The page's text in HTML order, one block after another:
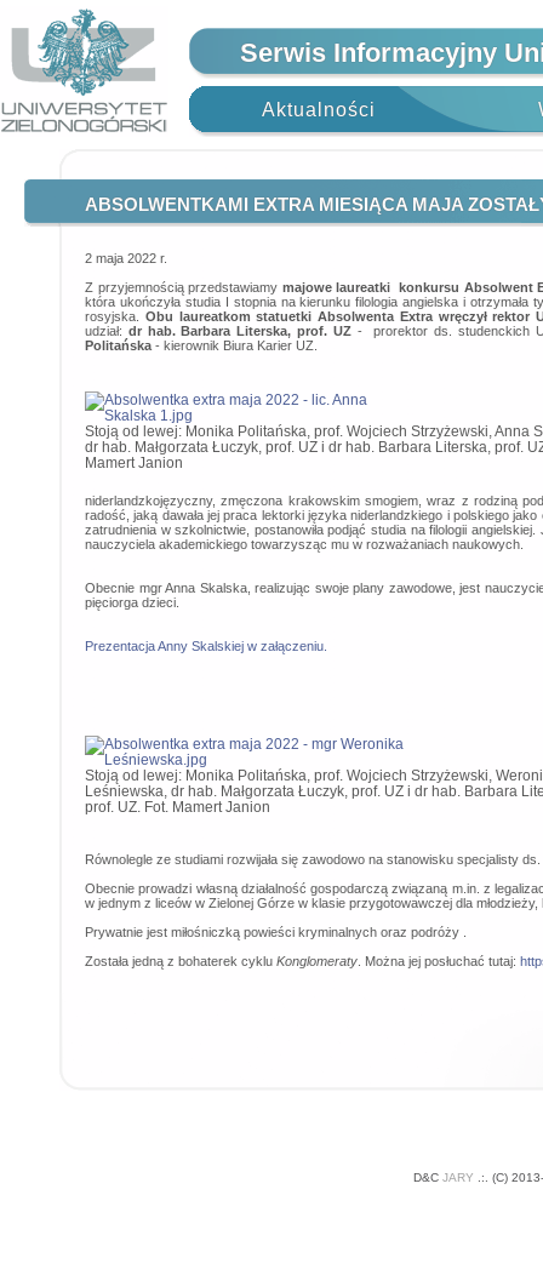
Serwis Informacyjny
Aktualności
ABSOLWENTKAMI EXTRA MIESIĄCA MAJA
2 maja 2022 r.
Z przyjemnością przedstawiamy majowe laureatki konkursu Absolwent
która ukończyła studia I stopnia na kierunku filologia angielska i otrzymała
rosyjska. Obu laureatkom statuetki Absolwenta Extra wręczył
udział: dr hab. Barbara Literska, prof. UZ- prorektor ds. studenckich
Politańska - kierownik Biura Karier UZ.
Stoją od lewej: Monika Politańska, prof. Wojciech Strzyżewski, Anna
dr hab. Małgorzata Łuczyk, prof. UZ i dr hab. Barbara Literska, prof.
Mamert Janion
niderlandzkojęzyczny, zmęczona krakowskim smogiem, wraz z rodziną
radość, jaką dawała jej praca lektorki języka niderlandzkiego i polskiego
zatrudnienia w szkolnictwie, postanowiła podjąć studia na filologii
nauczyciela akademickiego towarzysząc mu w rozważaniach naukowych.
Obecnie mgr Anna Skalska, realizując swoje plany zawodowe, jest
pięciorga dzieci.
Prezentacja Anny Skalskiej w załączeniu.
Stoją od lewej: Monika Politańska, prof. Wojciech Strzyżewski,
Leśniewska, dr hab. Małgorzata Łuczyk, prof. UZ i dr hab. Barbara
prof. UZ. Fot. Mamert Janion
Równolegle ze studiami rozwijała się zawodowo na stanowisku specjalisty
Obecnie prowadzi własną działalność gospodarczą związaną m.in. z
w jednym z liceów w Zielonej Górze w klasie przygotowawczej dla
Prywatnie jest miłośniczką powieści kryminalnych oraz podróży .
Została jedną z bohaterek cyklu Konglomeraty . Można jej posłuchać tutaj:
D&C JARY .: (C)